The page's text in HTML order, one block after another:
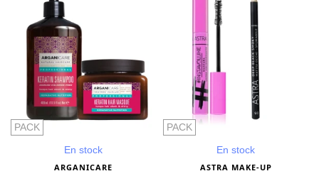
(1 avis)
PACK
En stock
ARGANICARE
PACK
En stock
ASTRA MAKE-UP